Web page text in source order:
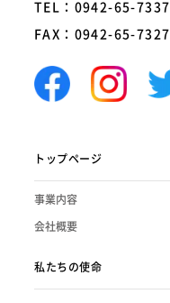
TEL：0942-65-7337
FAX：0942-65-7327
トップページ
事業内容
会社概要
私たちの使命